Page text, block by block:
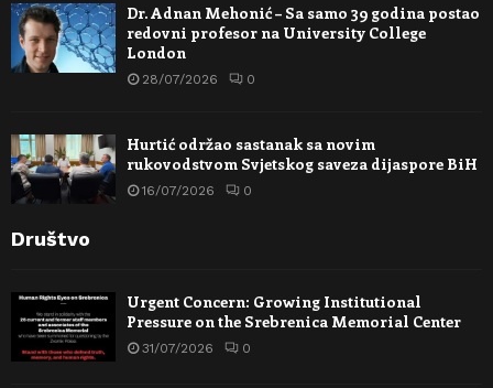
Dr. Adnan Mehonić – Sa samo 39 godina postao
redovni profesor na University College
London
28/07/2026 0
Hurtić održao sastanak sa novim
rukovodstvom Svjetskog saveza dijaspore BiH
16/07/2026 0
Društvo
Urgent Concern: Growing Institutional
Pressure on the Srebrenica Memorial Center
31/07/2026 0